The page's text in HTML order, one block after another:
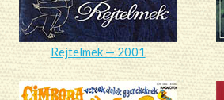
Rejtelmek — 2001